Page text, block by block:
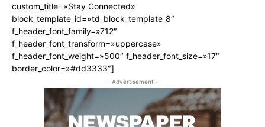
custom_title=»Stay Connected»
block_template_id=»td_block_template_8″
f_header_font_family=»712″
f_header_font_transform=»uppercase»
f_header_font_weight=»500″ f_header_font_size=»17″
border_color=»#dd3333″]
- Advertisement -